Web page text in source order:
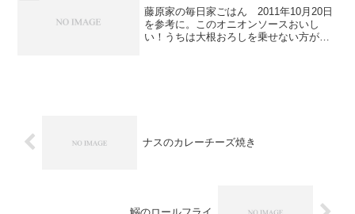
藤原家の毎日家ごはん 2011年10月20日
を参考に。このオニオンソースおいし
い！うちは大根おろしを乗せない方が好
ナスのカレーチーズ焼き